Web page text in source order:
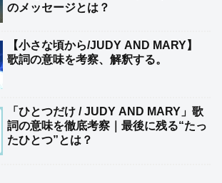
のメッセージとは？
【小さな頃から/JUDY AND MARY】
歌詞の意味を考察、解釈する。
「ひとつだけ / JUDY AND MARY」歌
詞の意味を徹底考察｜最後に残る“たっ
たひとつ”とは？